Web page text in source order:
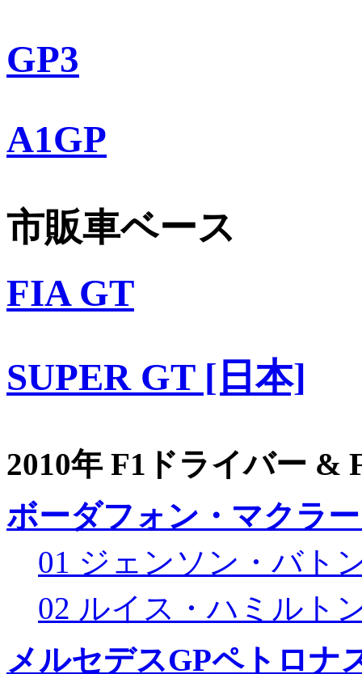
GP3
A1GP
市販車ベース
FIA GT
SUPER GT [日本]
2010年 F1ドライバー &
ボーダフォン・マクラ
01 ジェンソン・バト
02 ルイス・ハミルト
メルセデスGPペトロナ